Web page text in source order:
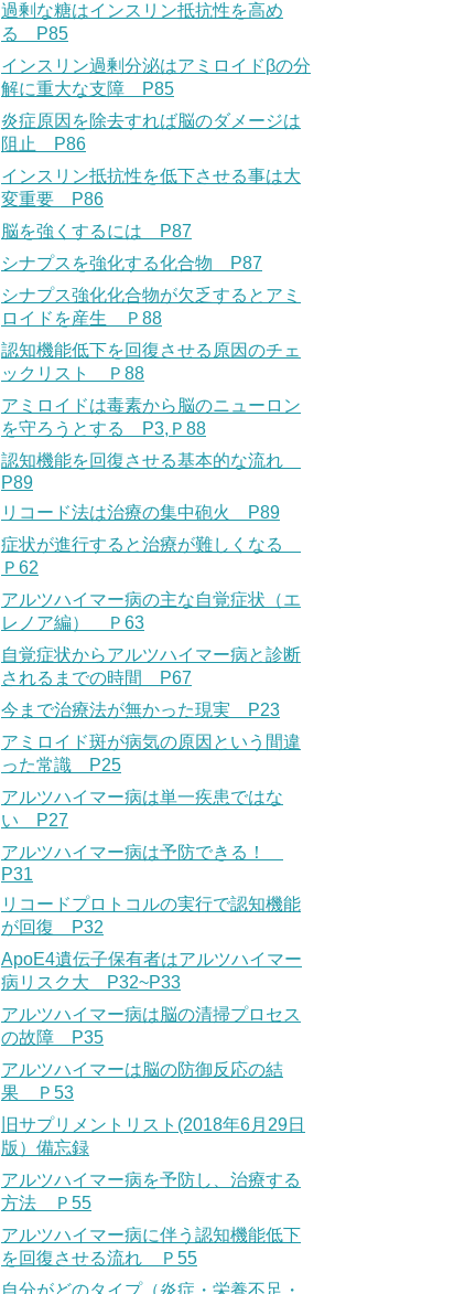
過剰な糖はインスリン抵抗性を高め
る P85
インスリン過剰分泌はアミロイドβの分
解に重大な支障 P85
炎症原因を除去すれば脳のダメージは
阻止 P86
インスリン抵抗性を低下させる事は大
変重要 P86
脳を強くするには P87
シナプスを強化する化合物 P87
シナプス強化化合物が欠乏するとアミ
ロイドを産生 Ｐ88
認知機能低下を回復させる原因のチェ
ックリスト Ｐ88
アミロイドは毒素から脳のニューロン
を守ろうとする P3,Ｐ88
認知機能を回復させる基本的な流れ
P89
リコード法は治療の集中砲火 P89
症状が進行すると治療が難しくなる
Ｐ62
アルツハイマー病の主な自覚症状（エ
レノア編） Ｐ63
自覚症状からアルツハイマー病と診断
されるまでの時間 P67
今まで治療法が無かった現実 P23
アミロイド斑が病気の原因という間違
った常識 P25
アルツハイマー病は単一疾患ではな
い P27
アルツハイマー病は予防できる！
P31
リコードプロトコルの実行で認知機能
が回復 P32
ApoE4遺伝子保有者はアルツハイマー
病リスク大 P32~P33
アルツハイマー病は脳の清掃プロセス
の故障 P35
アルツハイマーは脳の防御反応の結
果 Ｐ53
旧サプリメントリスト(2018年6月29日
版）備忘録
アルツハイマー病を予防し、治療する
方法 Ｐ55
アルツハイマー病に伴う認知機能低下
を回復させる流れ Ｐ55